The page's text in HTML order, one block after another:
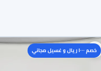
خصم ١٠٠٠ ريال و غسيل مجاني